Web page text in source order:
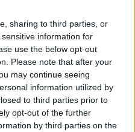
sharing to third parties, or
information for
use the below opt-out
Please note that after your
may continue seeing
information utilized by
to third parties prior to
opt-out of the further
by third parties on the
κρυφά από τις